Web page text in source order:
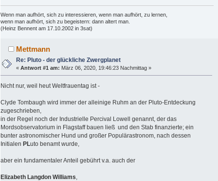
Wenn man aufhört, sich zu interessieren, wenn man aufhört, zu lernen,
wenn man aufhört, sich zu begeistern: dann altert man.
(Heinz Bennent am 17.10.2002 in 3sat)
Mettmann
Re: Pluto - der glückliche Zwergplanet
«Antwort #1 am: März 06, 2020, 19:46:23 Nachmittag »
Nicht nur, weil heut Weltfrauentag ist -
Clyde Tombaugh wird immer der alleinige Ruhm an der Pluto-Entdeckung
zugeschrieben,
in der Regel noch der Industrielle Percival Lowell genannt, der das
Mordsobservatorium in Flagstaff bauen ließ und den Stab finanzierte; ein
bunter astronomischer Hund und großer Populärastronom, nach dessen
Initialen PLuto benamt wurde,
aber ein fundamentaler Anteil gebührt v.a. auch der
Elizabeth Langdon Williams